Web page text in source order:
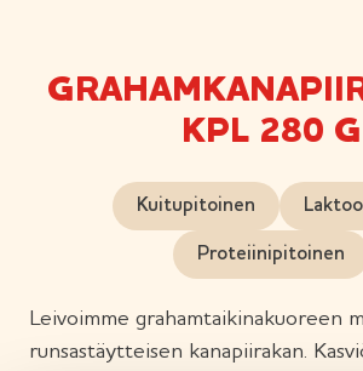
KPL 280 G
Kuitupitoinen
Proteiinipitoinen
Leivoimme grahamtaikinakuoreen
runsastäytteisen kanapiirakan.